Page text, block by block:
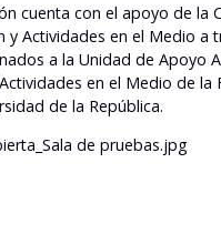
cuenta con el apoyo de la
y Actividades en el Medio a
a la Unidad de Apoyo
en el Medio de la
de la República.